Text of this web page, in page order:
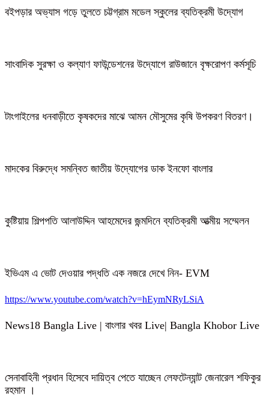
বইপড়ার অভ্যাস গড়ে তুলতে চট্টগ্রাম মডেল স্কুলের ব্যতিক্রমী উদ্যোগ
সাংবাদিক সুরক্ষা ও কল্যাণ ফাউন্ডেশনের উদ্যোগে রাউজানে বৃক্ষরোপণ কর্মসূচি
টাংগাইলের ধনবাড়ীতে কৃষকদের মাঝে আমন মৌসুমের কৃষি উপকরণ বিতরণ।
মাদকের বিরুদ্ধে সমন্বিত জাতীয় উদ্যোগের ডাক ইনফো বাংলার
কুষ্টিয়ায় শিল্পপতি আলাউদ্দিন আহমেদের জন্মদিনে ব্যতিক্রমী আত্মীয় সম্মেলন
ইভিএম এ ভোট দেওয়ার পদ্ধতি এক নজরে দেখে নিন- EVM
https://www.youtube.com/watch?v=hEymNRyLSiA
News18 Bangla Live | বাংলার খবর Live| Bangla Khobor Live
সেনাবাহিনী প্রধান হিসেবে দায়িত্ব পেতে যাচ্ছেন লেফটেন্যান্ট জেনারেল শফিকুর
রহমান ।